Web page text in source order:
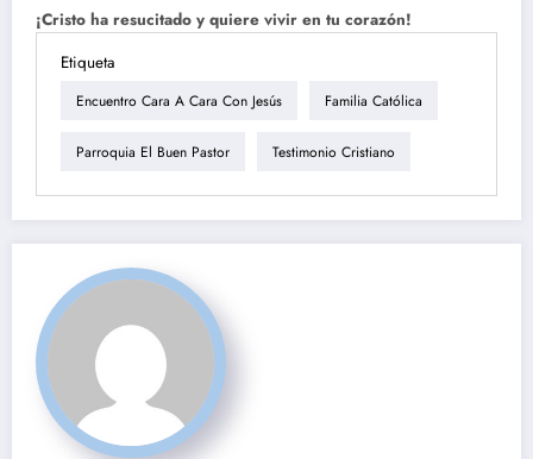
¡Cristo ha resucitado y quiere vivir en tu corazón!
Etiqueta
Encuentro Cara A Cara Con Jesús Familia Católica
Parroquia El Buen Pastor Testimonio Cristiano